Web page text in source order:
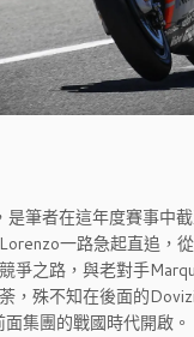
筆者在這年度賽事中
一路急起直追，
爭之路，與老對手
，殊不知在後面的
集團的戰國時代開啟。